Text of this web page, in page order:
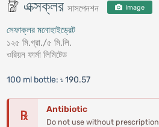
এক্সক্লর সাসপেনশন Image
সেফাক্লর মনোহাইড্রেট
১২৫ মি.গ্রা./৫ মি.লি.
ওরিয়ন ফার্মা লিমিটেড
100 ml bottle: ৳ 190.57
℞ Antibiotic
Do not use without prescription